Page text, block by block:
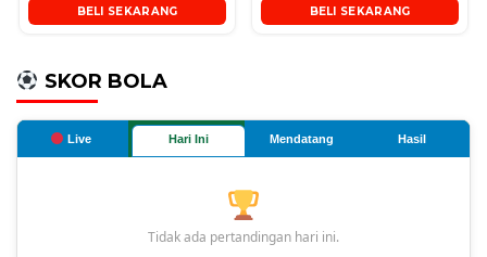
BELI SEKARANG BELI SEKARANG
SKOR BOLA
Live Hari Ini Mendatang Hasil
Tidak ada pertandingan hari ini.